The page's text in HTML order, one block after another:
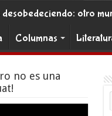
otro
Columnas
no es una